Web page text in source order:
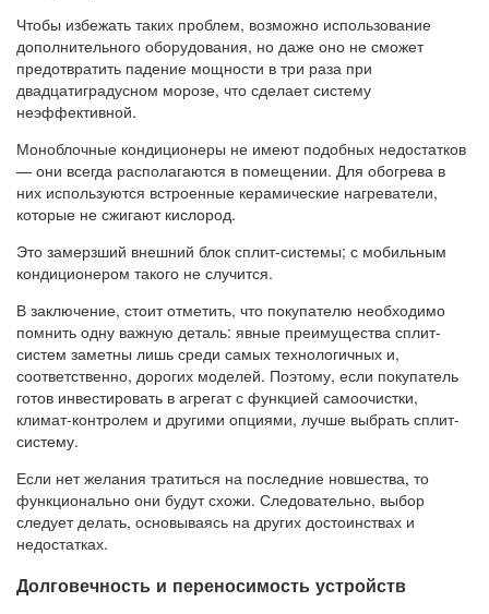
Чтобы избежать таких проблем, возможно использование
дополнительного оборудования, но даже оно не сможет
предотвратить падение мощности в три раза при
двадцатиградусном морозе, что сделает систему
неэффективной.
Моноблочные кондиционеры не имеют подобных недостатков
— они всегда располагаются в помещении. Для обогрева в
них используются встроенные керамические нагреватели,
которые не сжигают кислород.
Это замерзший внешний блок сплит-системы; с мобильным
кондиционером такого не случится.
В заключение, стоит отметить, что покупателю необходимо
помнить одну важную деталь: явные преимущества сплит-
систем заметны лишь среди самых технологичных и,
соответственно, дорогих моделей. Поэтому, если покупатель
готов инвестировать в агрегат с функцией самоочистки,
климат-контролем и другими опциями, лучше выбрать сплит-
систему.
Если нет желания тратиться на последние новшества, то
функционально они будут схожи. Следовательно, выбор
следует делать, основываясь на других достоинствах и
недостатках.
Долговечность и переносимость устройств